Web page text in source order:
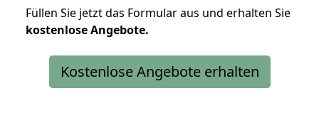
Füllen Sie jetzt das Formular aus und erhalten Sie
kostenloseAngebote.
Kostenlose Angebote erhalten